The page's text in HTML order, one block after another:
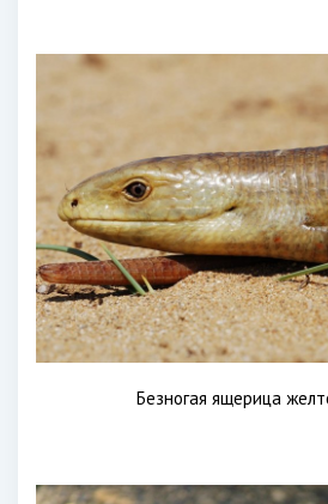
Безногая ящерица